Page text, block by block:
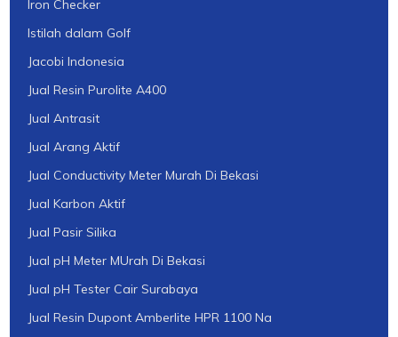
Iron Checker
Istilah dalam Golf
Jacobi Indonesia
Jual Resin Purolite A400
Jual Antrasit
Jual Arang Aktif
Jual Conductivity Meter Murah Di Bekasi
Jual Karbon Aktif
Jual Pasir Silika
Jual pH Meter MUrah Di Bekasi
Jual pH Tester Cair Surabaya
Jual Resin Dupont Amberlite HPR 1100 Na